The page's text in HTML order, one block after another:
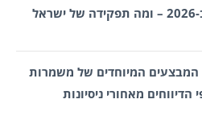
המיוחדים של משמרות
מאחורי ניסיונות